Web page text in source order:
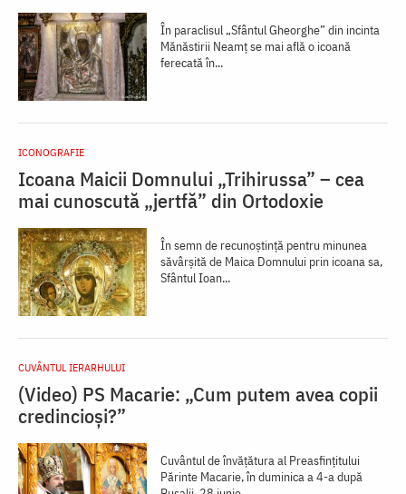
În paraclisul „Sfântul Gheorghe” din incinta
Mănăstirii Neamț se mai află o icoană
ferecată în...
ICONOGRAFIE
Icoana Maicii Domnului „Trihirussa” – cea
mai cunoscută „jertfă” din Ortodoxie
În semn de recunoștință pentru minunea
săvârșită de Maica Domnului prin icoana sa,
Sfântul Ioan...
CUVÂNTUL IERARHULUI
(Video) PS Macarie: „Cum putem avea copii
credincioși?”
Cuvântul de învățătura al Preasfințitului
Părinte Macarie, în duminica a 4-a după